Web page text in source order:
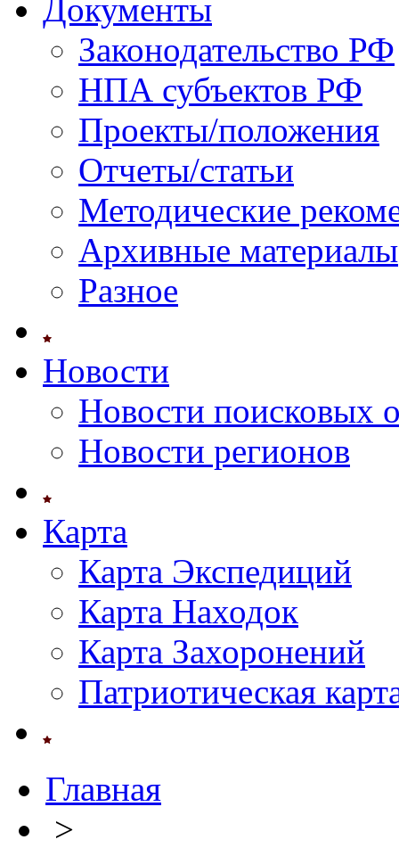
Документы
Законодательство РФ
НПА субъектов РФ
Проекты/положения
Отчеты/статьи
Методические
Архивные материалы
Разное
Новости
Новости поисковых
Новости регионов
Карта
Карта Экспедиций
Карта Находок
Карта Захоронений
Патриотическая
Главная
>